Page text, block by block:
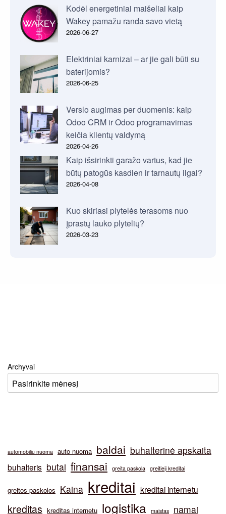
Kodėl energetiniai maišeliai kaip
Wakey pamažu randa savo vietą
2026-06-27
Elektriniai karnizai – ar jie gali būti su
baterijomis?
2026-06-25
Verslo augimas per duomenis: kaip
Odoo CRM ir Odoo programavimas
keičia klientų valdymą
2026-04-26
Kaip išsirinkti garažo vartus, kad jie
būtų patogūs kasdien ir tarnautų ilgai?
2026-04-08
Kuo skiriasi plytelės terasoms nuo
įprastų lauko plytelių?
2026-03-23
Archyvai
automobiliu nuoma auto nuoma baldai buhalterinė apskaita
buhalteris butai finansai greita paskola greitieji kreditai
greitos paskolos Kaina kreditai kreditai internetu
kreditas kreditas internetu logistika maistas namai